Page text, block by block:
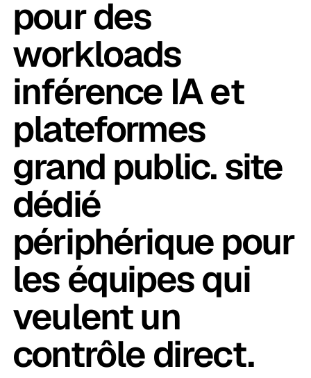
pour des
workloads
inférence IA et
plateformes
grand public. site
dédié
périphérique pour
les équipes qui
veulent un
contrôle direct.